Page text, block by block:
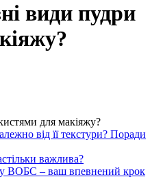
види пудри
для макіяжу?
від її текстури? Поради
важлива?
ВОБС – ваш впевнений крок